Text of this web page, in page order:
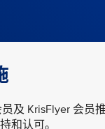
及 KrisFlyer 会员
和认可。